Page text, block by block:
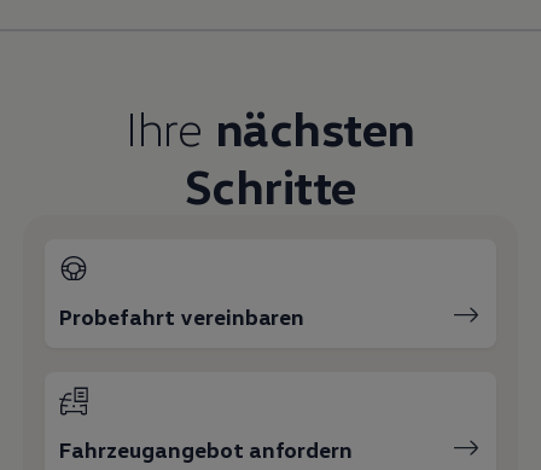
Lifestyle
Transport
Familie
Elektromobilität
Volkswagen R
Ihre nächsten
Schritte
Probefahrt vereinbaren
Fahrzeugangebot anfordern